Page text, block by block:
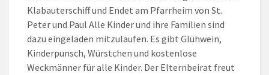
Klabauterschiff und Endet am Pfarrheim von St.
Peter und Paul Alle Kinder und ihre Familien sind
dazu eingeladen mitzulaufen. Es gibt Glühwein,
Kinderpunsch, Würstchen und kostenlose
Weckmänner für alle Kinder. Der Elternbeirat freut